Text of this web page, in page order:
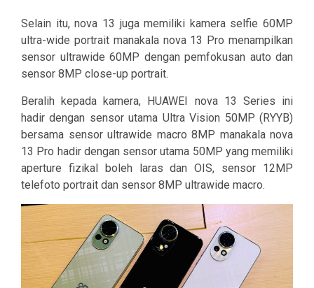
Selain itu, nova 13 juga memiliki kamera selfie 60MP
ultra-wide portrait manakala nova 13 Pro menampilkan
sensor ultrawide 60MP dengan pemfokusan auto dan
sensor 8MP close-up portrait.
Beralih kepada kamera, HUAWEI nova 13 Series ini
hadir dengan sensor utama Ultra Vision 50MP (RYYB)
bersama sensor ultrawide macro 8MP manakala nova
13 Pro hadir dengan sensor utama 50MP yang memiliki
aperture fizikal boleh laras dan OIS, sensor 12MP
telefoto portrait dan sensor 8MP ultrawide macro.